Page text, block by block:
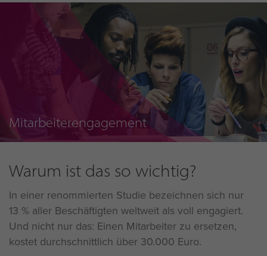
Mitarbeiterengagement
Warum ist das so wichtig?
In einer renommierten Studie bezeichnen sich nur
13 % aller Beschäftigten weltweit als voll engagiert.
Und nicht nur das: Einen Mitarbeiter zu ersetzen,
kostet durchschnittlich über 30.000 Euro.